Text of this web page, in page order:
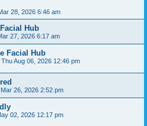
28, 2026 6:46 am
Hub
27, 2026 6:17 am
Facial Hub
Thu Aug 06, 2026 12:46 pm
26, 2026 2:52 pm
02, 2026 12:17 pm